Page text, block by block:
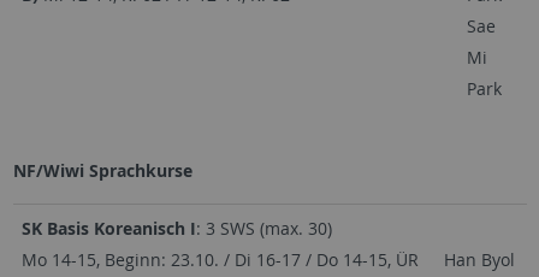
Sae
Mi
Park
NF/Wiwi Sprachkurse
SK Basis Koreanisch I: 3 SWS (max. 30)
Mo 14-15, Beginn: 23.10. / Di 16-17 / Do 14-15, ÜR
Han Byol